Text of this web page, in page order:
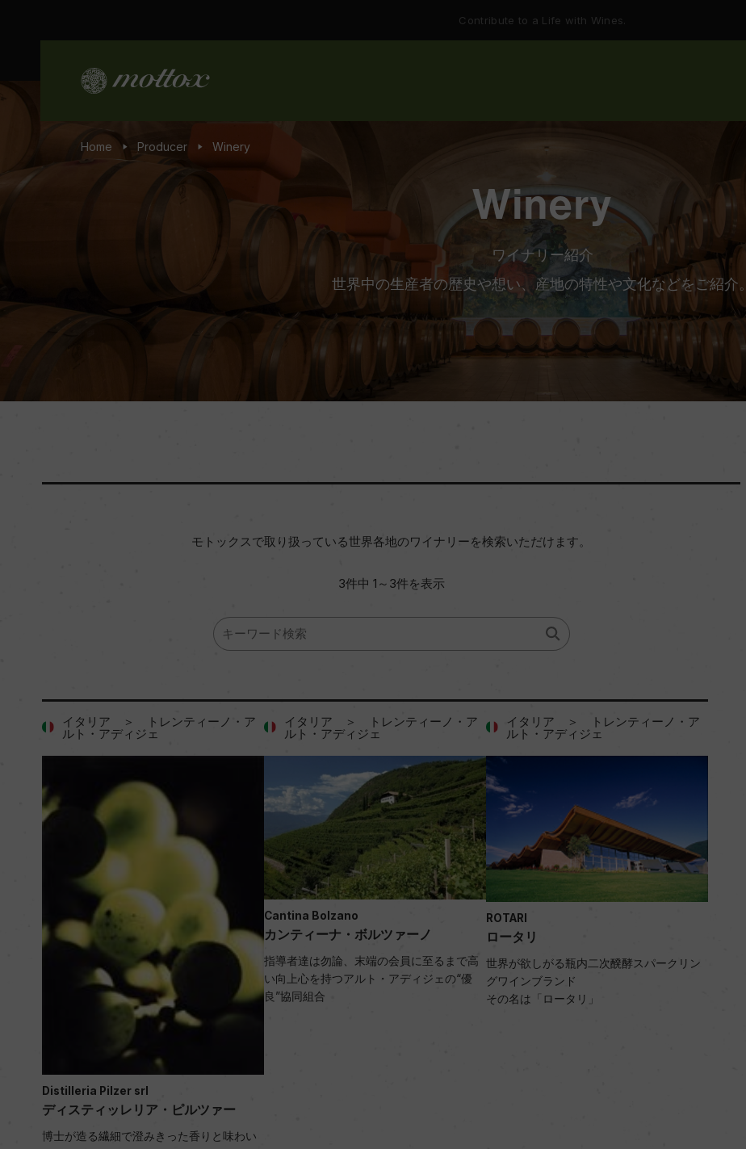
Contribute to a Life with Wines.
Winery
ワイナリー紹介
世界中の生産者の歴史や想い、産地の特性や文化などをご紹介。
Home Producer Winery
モトックスで取り扱っている世界各地のワイナリーを検索いただけます。
3件中 1～3件を表示
イタリア ＞ トレンティーノ・ア
ルト・アディジェ
Distilleria Pilzer srl
ディスティッレリア・ピルツァー
博士が造る繊細で澄みきった香りと味わい
イタリア ＞ トレンティーノ・ア
ルト・アディジェ
Cantina Bolzano
カンティーナ・ボルツァーノ
指導者達は勿論、末端の会員に至るまで高
い向上心を持つアルト・アディジェの“優
良”協同組合
イタリア ＞ トレンティーノ・ア
ルト・アディジェ
ROTARI
ロータリ
世界が欲しがる瓶内二次醗酵スパークリン
グワインブランド
その名は「ロータリ」